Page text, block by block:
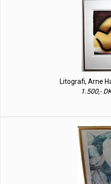
Litografi, Arne
1.500,-